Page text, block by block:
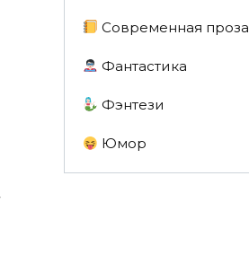
Современная проза
Фантастика
Фэнтези
Юмор